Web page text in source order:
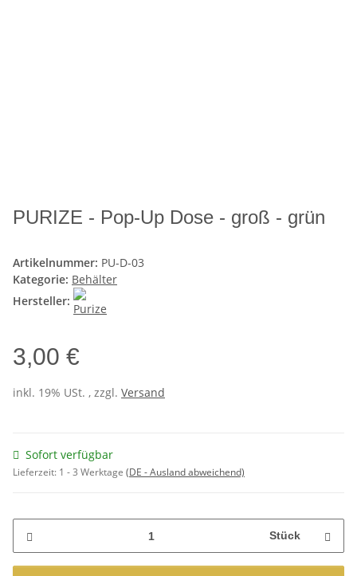
PURIZE - Pop-Up Dose - groß - grün
Artikelnummer: PU-D-03
Kategorie: Behälter
Hersteller:
3,00 €
inkl. 19% USt. , zzgl. Versand
Sofort verfügbar
Lieferzeit: 1 - 3 Werktage (DE - Ausland abweichend)
Stück